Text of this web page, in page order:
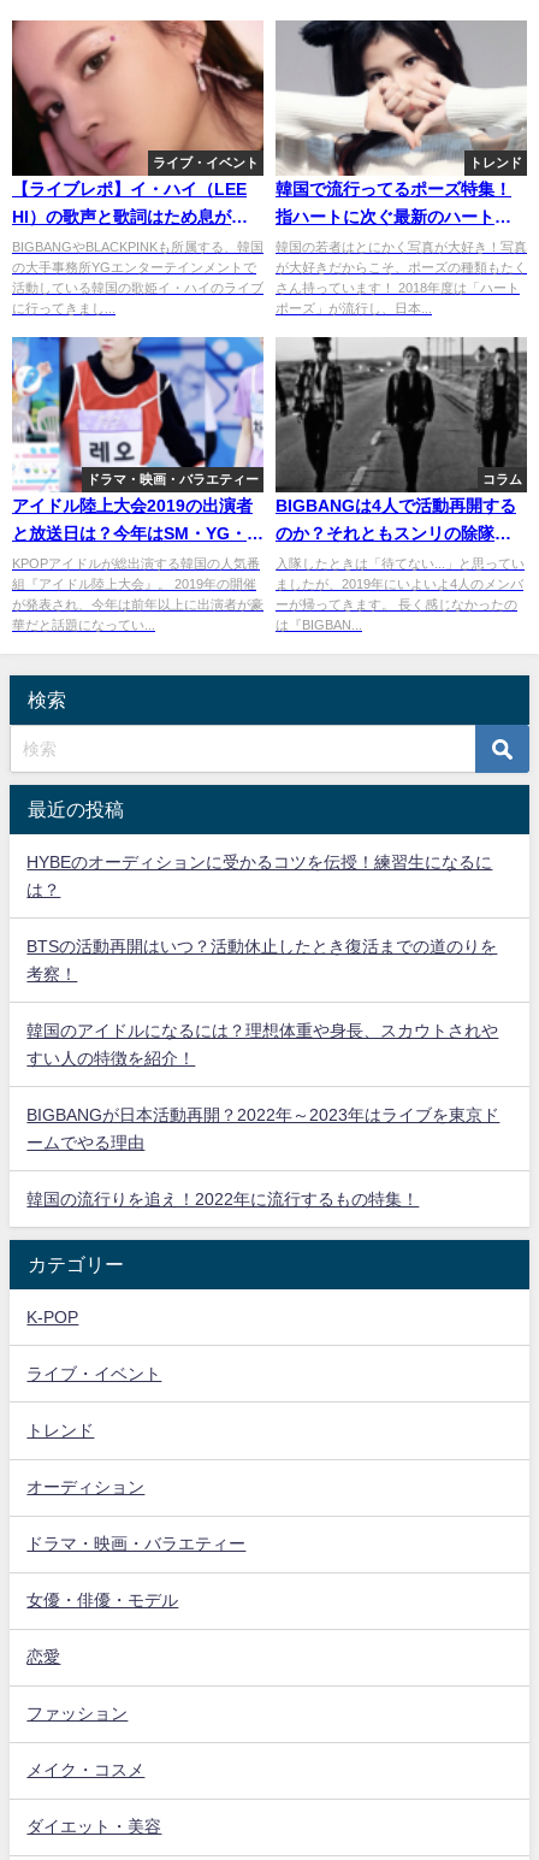
ライブ・イベント
【ライブレポ】イ・ハイ（LEE
HI）の歌声と歌詞はため息が出
るほど素晴らしい。
BIGBANGやBLACKPINKも所属する、韓国
の大手事務所YGエンターテインメントで
活動している韓国の歌姫イ・ハイのライブ
に行ってきまし...
トレンド
韓国で流行ってるポーズ特集！
指ハートに次ぐ最新のハートポ
ーズは？
韓国の若者はとにかく写真が大好き！写真
が大好きだからこそ、ポーズの種類もたく
さん持っています！ 2018年度は「ハート
ポーズ」が流行し、日本...
ドラマ・映画・バラエティー
アイドル陸上大会2019の出演者
と放送日は？今年はSM・YG・
JYPが総出演！
KPOPアイドルが総出演する韓国の人気番
組『アイドル陸上大会』。 2019年の開催
が発表され、今年は前年以上に出演者が豪
華だと話題になってい...
コラム
BIGBANGは4人で活動再開する
のか？それともスンリの除隊を
待つのか
入隊したときは「待てない...」と思ってい
ましたが、2019年にいよいよ4人のメンバ
ーが帰ってきます。 長く感じなかったの
は『BIGBAN...
検索
最近の投稿
HYBEのオーディションに受かるコツを伝授！練習生になるに
は？
BTSの活動再開はいつ？活動休止したとき復活までの道のりを
考察！
韓国のアイドルになるには？理想体重や身長、スカウトされや
すい人の特徴を紹介！
BIGBANGが日本活動再開？2022年～2023年はライブを東京ド
ームでやる理由
韓国の流行りを追え！2022年に流行するもの特集！
カテゴリー
K-POP
ライブ・イベント
トレンド
オーディション
ドラマ・映画・バラエティー
女優・俳優・モデル
恋愛
ファッション
メイク・コスメ
ダイエット・美容